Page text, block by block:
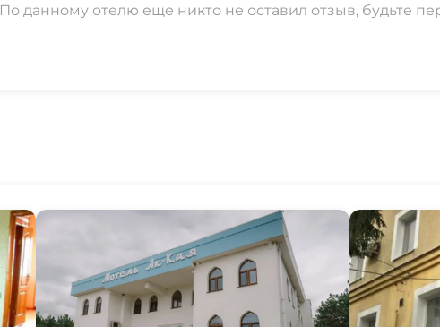
По данному отелю еще никто не оставил отзыв, будьте